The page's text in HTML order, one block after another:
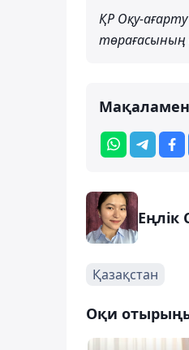
ҚР Оқу-
төрағасының
Мақаламен
Еңлік
Қазақстан
Оқи